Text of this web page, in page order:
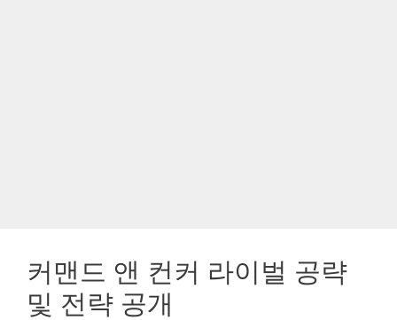
커맨드 앤 컨커 라이벌 공략
및 전략 공개